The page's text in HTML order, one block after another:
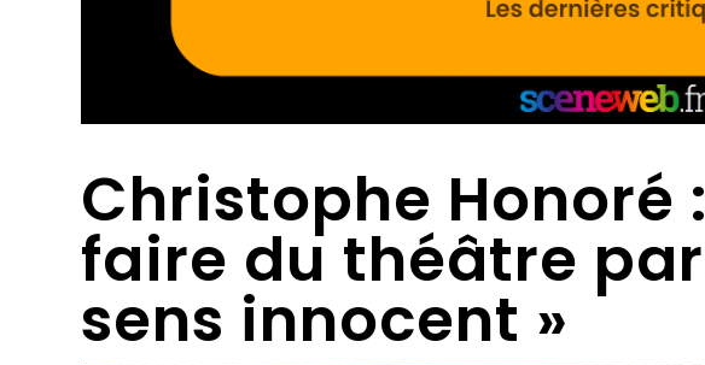
Christophe Honoré
faire du théâtre
sens innocent »